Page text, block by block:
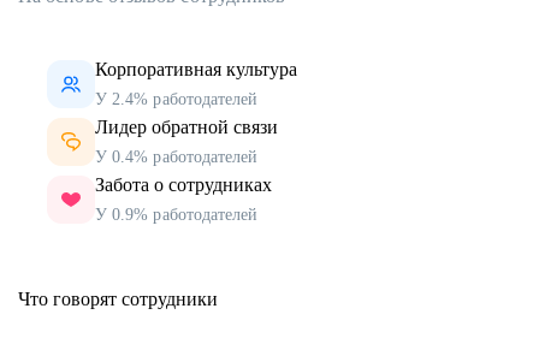
Корпоративная культура
У 2.4% работодателей
Лидер обратной связи
У 0.4% работодателей
Забота о сотрудниках
У 0.9% работодателей
Что говорят сотрудники